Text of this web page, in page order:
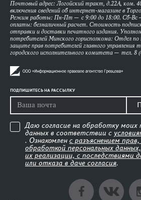
Почтовый адрес: Логойский тракт, д.22А, ком.
включения сведений об интернет-магазине в
Режим работы: Пн-Пт — с 9:00 до 18:00. Сб-Вс
оплаты: безналичный расчет. Стоимость
отправки и доставки печатного издания.
потребителей Минского горисполкома: Отдел по
защите прав потребителей главного управления
городского исполнительного комитета — тел. 8
ПОДПИШИТЕСЬ НА РАССЫЛКУ
Даю согласие на обработку моих
данных в соответствии с
. Ознакомлен с разъяснением прав,
обработкой персональных
их реализации, с последствиями
или отказа в даче согласия.